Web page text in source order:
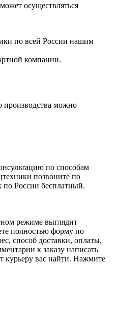
осуществляться
по всей России нашим
компании.
производства можно
по способам
позвоните по
по России бесплатный.
режиме выглядит
полностью форму по
способ доставки, оплаты,
к заказу написать
курьеру вас найти. Нажмите